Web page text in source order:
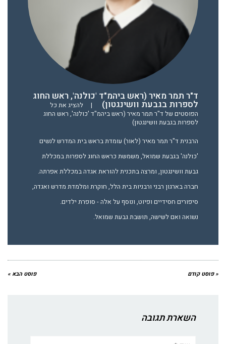
ד"ר תמר מאיר (ראש ביהמ"ד 'כולנה', ראש החוג
לספרות בגבעת וושינגטון) |
להציג את כל
הפוסטים של ד"ר תמר מאיר (ראש ביהמ"ד 'כולנה', ראש החוג
לספרות בגבעת וושינגטון)
הרבנית ד"ר תמר מאיר (לאור) עומדת בראש בית המדרש לנשים
'כולנה' בגבעת שמואל, משמשת כראש החוג לספרות במכללת
גבעת וושינגטון, ומרצה בתכנית להוראת אגדה במכללת אפרתה.
חברה בארגון רבני ורבניות בית הלל, חוקרת ומלמדת מדרש ואגדה,
סיפורים חסידיים ופיוט, ונוסף על אלה - סופרת ילדים.
נשואה ואם לשישה, תושבת גבעת שמואל.
« פוסט קודם פוסט הבא »
השארת תגובה